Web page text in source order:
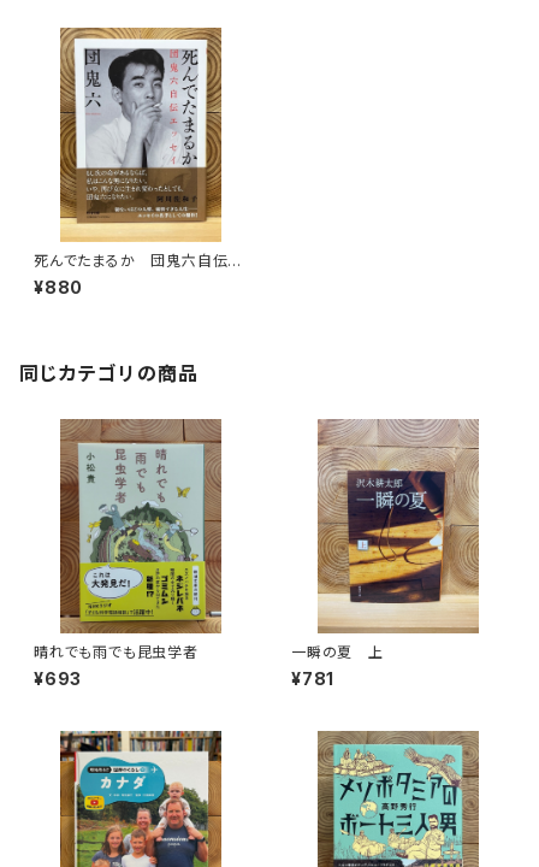
死んでたまるか 団鬼六自伝エ
ッセイ
¥880
同じカテゴリの商品
晴れでも雨でも昆虫学者
¥693
一瞬の夏 上
¥781